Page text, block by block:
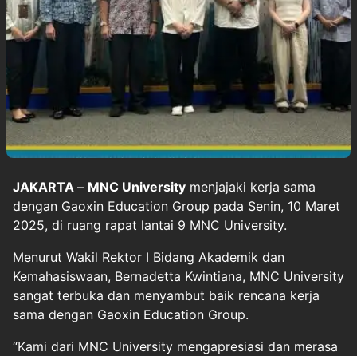
JAKARTA – MNC University menjajaki kerja sama
dengan Gaoxin Education Group pada Senin, 10 Maret
2025, di ruang rapat lantai 9 MNC University.
Menurut Wakil Rektor I Bidang Akademik dan
Kemahasiswaan, Bernadetta Kwintiana, MNC University
sangat terbuka dan menyambut baik rencana kerja
sama dengan Gaoxin Education Group.
“Kami dari MNC University mengapresiasi dan merasa